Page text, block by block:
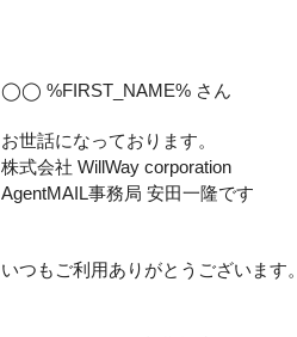
◯◯ %FIRST_NAME% さん
お世話になっております。
株式会社 WillWay corporation
AgentMAIL事務局 安田一隆です
いつもご利用ありがとうございます。